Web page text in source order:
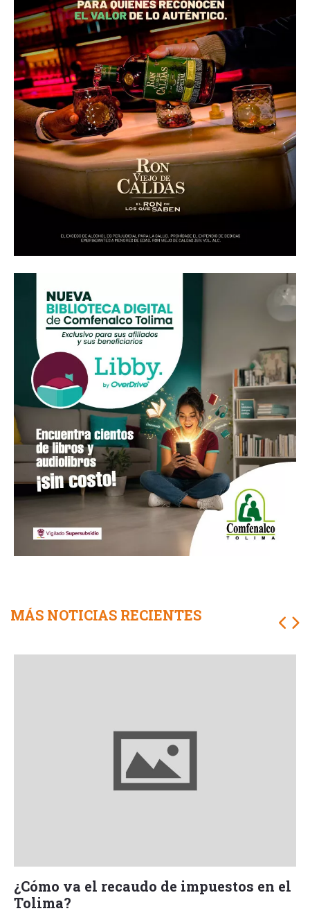
MÁS NOTICIAS RECIENTES
¿Cómo va el recaudo de impuestos en el
Tolima?